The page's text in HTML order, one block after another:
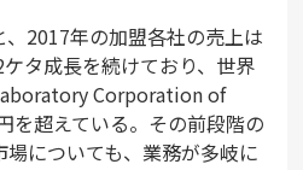
2017年の加盟各社の売上は
タ成長を続けており、世界
Corporation of
を超えている。その前段階の
についても、業務が多岐に